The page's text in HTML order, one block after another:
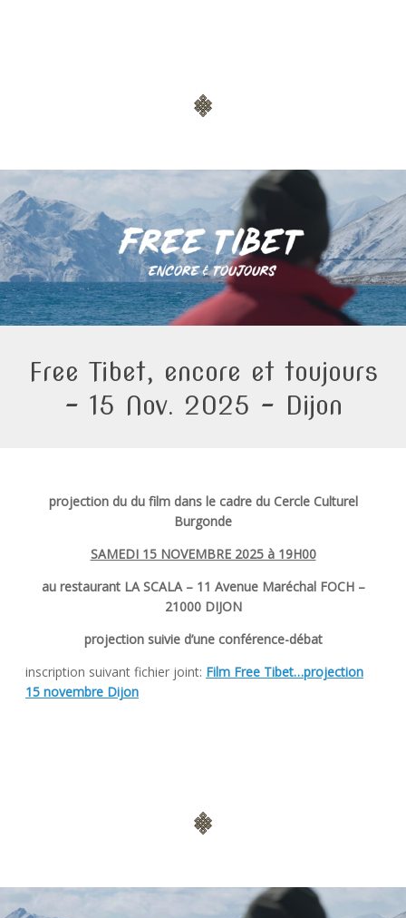
Free Tibet, encore et toujours
– 15 Nov. 2025 – Dijon
projection du du film dans le cadre du Cercle Culturel
Burgonde
SAMEDI 15 NOVEMBRE 2025 à 19H00
au restaurant LA SCALA – 11 AvenueMaréchal FOCH –
21000 DIJON
projection suivie d’une conférence-débat
inscription suivant fichier joint: Film Free Tibet…projection
15 novembre Dijon